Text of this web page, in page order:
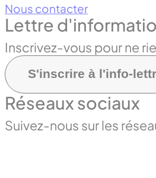
Nous contacter
Lettre
Inscrivez-vous pour ne
S'inscrire à l'info-
Réseaux sociaux
Suivez-nous sur les